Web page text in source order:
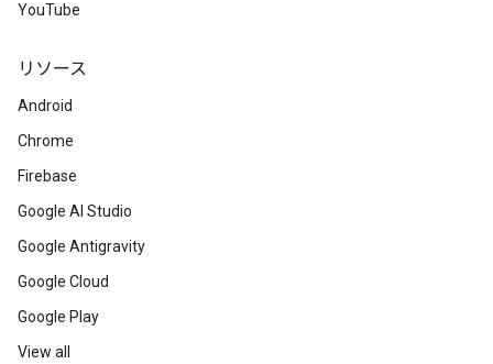
YouTube
リソース
Android
Chrome
Firebase
Google AI Studio
Google Antigravity
Google Cloud
Google Play
View all